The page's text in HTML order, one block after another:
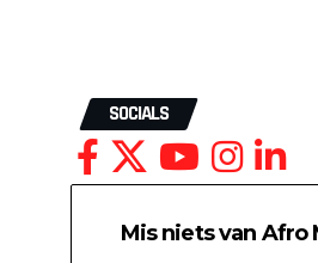
SOCIALS
Mis niets van Afro